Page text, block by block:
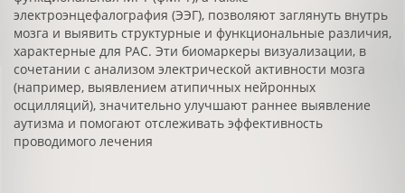
электроэнцефалография (ЭЭГ), позволяют заглянуть внутрь
мозга и выявить структурные и функциональные различия,
характерные для РАС. Эти биомаркеры визуализации, в
сочетании с анализом электрической активности мозга
(например, выявлением атипичных нейронных
осцилляций), значительно улучшают раннее выявление
аутизма и помогают отслеживать эффективность
проводимого лечения